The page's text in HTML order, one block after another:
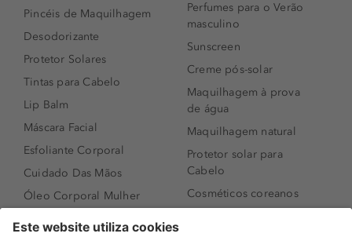
Pincéis de Maquilhagem
Desodorizante
Protetor Solares
Tintas para Cabelo
Lip Balm
Máscara Facial
Esfoliante Corporal
Cuidado Das Mãos
Óleo Corporal Mulher
Perfumes para o Verão
masculino
Sunscreen
Creme pós-solar
Maquilhagem à prova
de água
Maquilhagem natural
Protetor solar para
Cabelo
Cosméticos coreanos